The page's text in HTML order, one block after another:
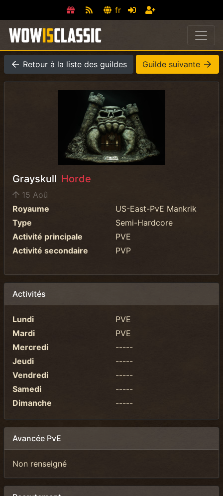
fr
Retour à la liste des guildes Guilde suivante
Grayskull Horde
15 Aoû
Royaume
US-East-PvE Mankrik
Type
Semi-Hardcore
Activité principale
PVE
Activité secondaire
PVP
Activités
Lundi
PVE
Mardi
PVE
Mercredi
-----
Jeudi
-----
Vendredi
-----
Samedi
-----
Dimanche
-----
Avancée PvE
Non renseigné